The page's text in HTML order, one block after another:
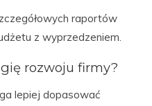
raportów
z wyprzedzeniem.
rozwoju firmy?
lepiej dopasować